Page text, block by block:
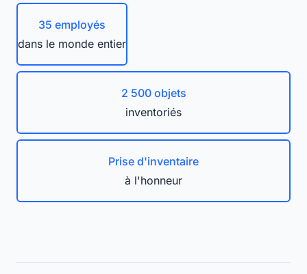
35 employés
dans le monde entier
2 500 objets
inventoriés
Prise d'inventaire
à l'honneur